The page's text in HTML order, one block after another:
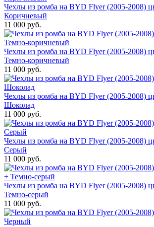
Чехлы из ромба на BYD Flyer (2005-2008)
Коричневый
11 000 руб.
Чехлы из ромба на BYD Flyer (2005-2008)
Темно-коричневый
11 000 руб.
Чехлы из ромба на BYD Flyer (2005-2008)
Шоколад
11 000 руб.
Чехлы из ромба на BYD Flyer (2005-2008)
Серый
11 000 руб.
Чехлы из ромба на BYD Flyer (2005-2008)
Темно-серый
11 000 руб.